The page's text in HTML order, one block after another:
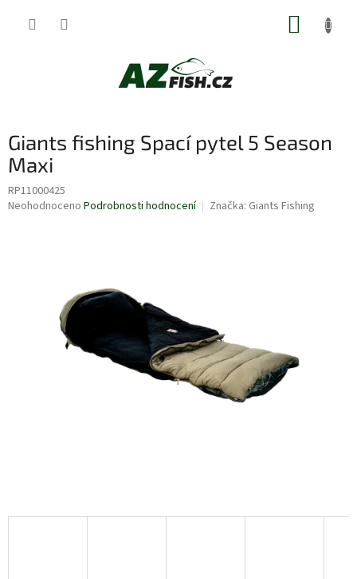
Giants fishing Spací pytel 5 Season
Maxi
RP11000425
Průměrné
Neohodnoceno Podrobnosti hodnocení Značka: Giants Fishing